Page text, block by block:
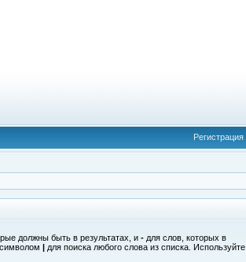
Регистрация
должны быть в результатах, и - для слов, которых в
| для поиска любого слова из списка. Используйте